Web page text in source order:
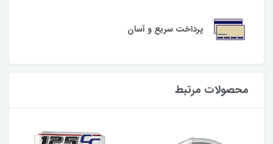
پرداخت سریع و آسان
محصولات مرتبط